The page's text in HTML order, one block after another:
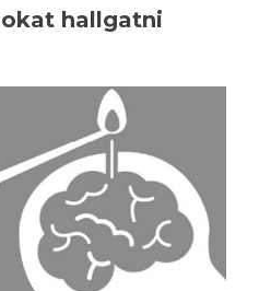
hallgatni